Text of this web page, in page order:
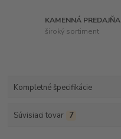
KAMENNÁ PREDAJŇA
široký sortiment
Kompletné špecifikácie
Súvisiaci tovar 7